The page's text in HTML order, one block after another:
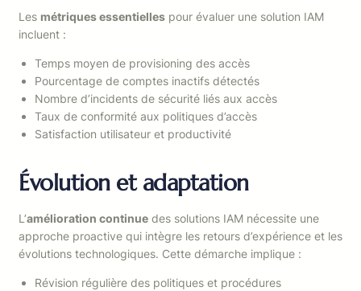
Les métriques essentielles pour évaluer une solution IAM
incluent :
Temps moyen de provisioning des accès
Pourcentage de comptes inactifs détectés
Nombre d’incidents de sécurité liés aux accès
Taux de conformité aux politiques d’accès
Satisfaction utilisateur et productivité
Évolution et adaptation
L’amélioration continue des solutions IAM nécessite une
approche proactive qui intègre les retours d’expérience et les
évolutions technologiques. Cette démarche implique :
Révision régulière des politiques et procédures